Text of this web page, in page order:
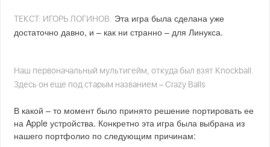
ТЕКСТ: ИГОРЬ ЛОГИНОВ.
Эта игра была сделана уже
достаточно давно, и – как ни странно – для Линукса.
Наш первоначальный мультигейм, откуда был взят Knockball.
Здесь он еще под старым названием – Crazy Balls
В какой – то момент было принято решение портировать ее
на Apple устройства. Конкретно эта игра была выбрана из
нашего портфолио по следующим причинам: